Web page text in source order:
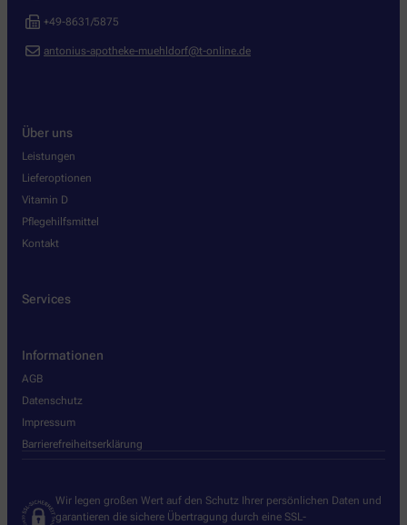
+49-8631/5875
antonius-apotheke-muehldorf@t-online.de
Über uns
Leistungen
Lieferoptionen
Vitamin D
Pflegehilfsmittel
Kontakt
Services
Informationen
AGB
Datenschutz
Impressum
Barrierefreiheitserklärung
Wir legen großen Wert auf den Schutz Ihrer persönlichen Daten und
garantieren die sichere Übertragung durch eine SSL-